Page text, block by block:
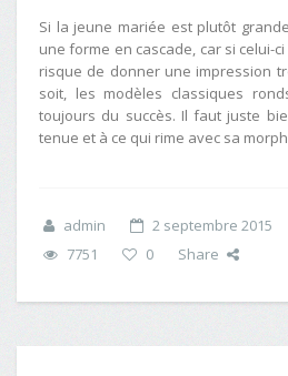
Si la jeune mariée est plutôt
une forme en cascade, car si celui-
risque de donner une impression
soit, les modèles classiques
toujours du succès. Il faut juste
tenue et à ce qui rime avec sa
admin 2 septembre 2015
7751
0 Share